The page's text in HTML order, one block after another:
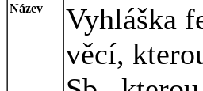
Název
Vyhláška
věcí,